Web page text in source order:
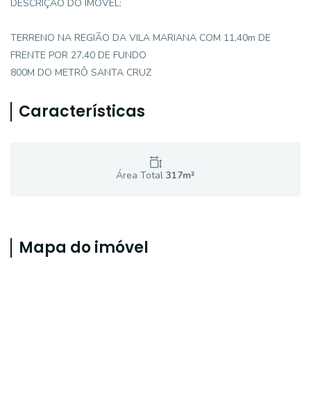
DESCRIÇÃO DO IMÓVEL:
TERRENO NA REGIÃO DA VILA MARIANA COM 11,40m DE
FRENTE POR 27,40 DE FUNDO
800M DO METRÔ SANTA CRUZ
Características
Área Total 317m²
Mapa do imóvel